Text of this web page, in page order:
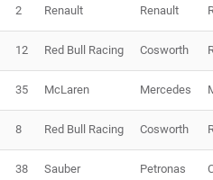
2 Renault Renault
12 Red Bull Racing Cosworth
35 McLaren Mercedes
8 Red Bull Racing Cosworth
38 Sauber Petronas